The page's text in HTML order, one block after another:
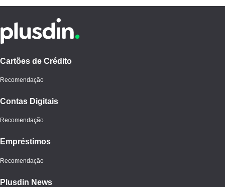
Cartões de Crédito
Recomendação
Contas Digitais
Recomendação
Empréstimos
Recomendação
Plusdin News